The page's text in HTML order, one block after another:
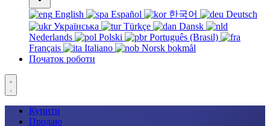
English Español 한국어
Deutsch
Українська
Türkçe
Dansk
Nederlands
Polski
Português (Brasil)
Français
Italiano
Norsk bokmål
Початок роботи
Купити
Продаю